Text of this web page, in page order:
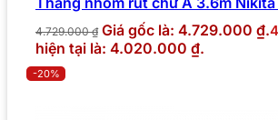
4.729.000₫ Giá gốc là: 4.729.000 ₫.
hiện tại là: 4.020.000 ₫.
-20%